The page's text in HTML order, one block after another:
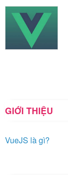
GIỚI THIỆU
VueJS là gì?